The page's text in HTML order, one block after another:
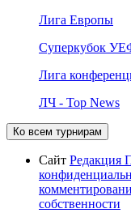
Лига Европы
Суперкубок
Лига
ЛЧ - Top News
Ко всем турнирам
Сайт Редакция
собственности